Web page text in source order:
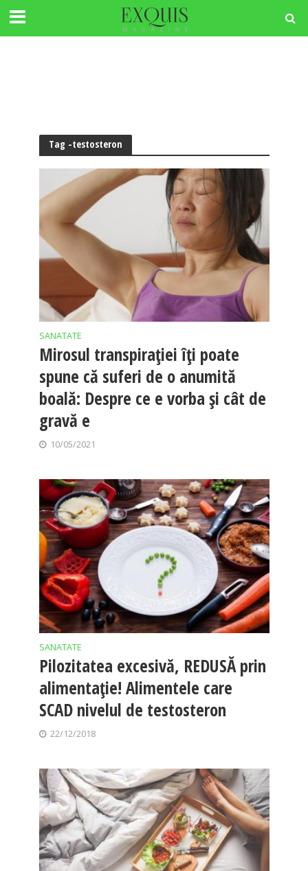
Tag -testosteron
SANATATE
Mirosul transpirației îți poate
spune că suferi de o anumită
boală: Despre ce e vorba și cât de
gravă e
10/05/2021
SANATATE
Pilozitatea excesivă, REDUSĂ prin
alimentație! Alimentele care
SCAD nivelul de testosteron
22/12/2018